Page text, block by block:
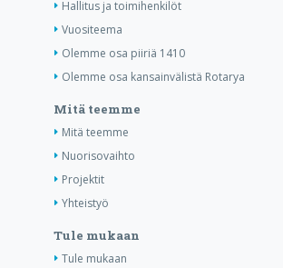
Hallitus ja toimihenkilöt
Vuositeema
Olemme osa piiriä 1410
Olemme osa kansainvälistä Rotarya
Mitä teemme
Mitä teemme
Nuorisovaihto
Projektit
Yhteistyö
Tule mukaan
Tule mukaan